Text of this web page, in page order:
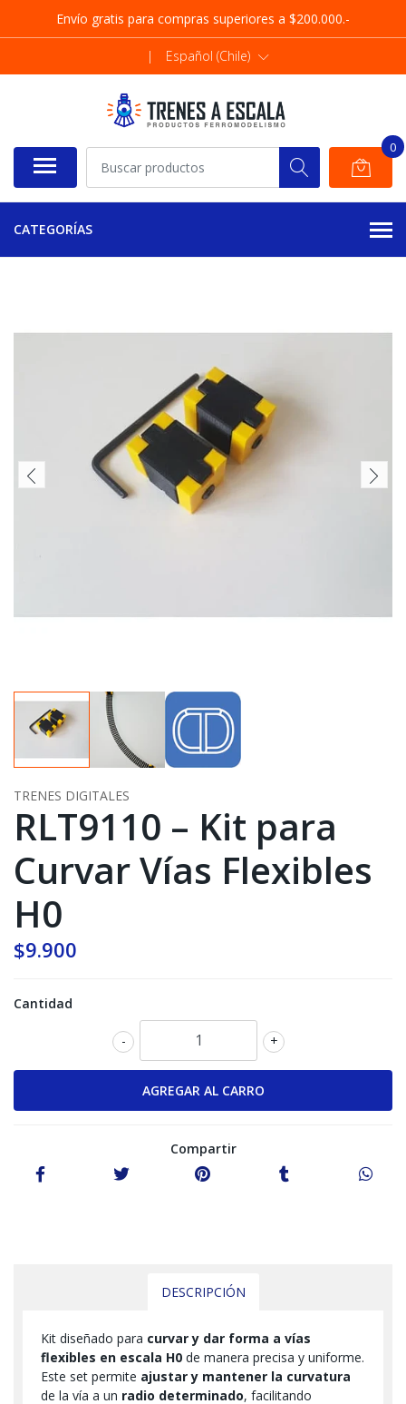
Envío gratis para compras superiores a $200.000.-
| Español (Chile)
0
CATEGORÍAS
TRENES DIGITALES
RLT9110 – Kit para
Curvar Vías Flexibles
H0
$9.900
Cantidad
+
-
Compartir
DESCRIPCIÓN
Kit diseñado para curvar y dar forma a vías
flexibles en escala H0 de manera precisa y uniforme.
Este set permite ajustar y mantener la curvatura
de la vía a un radio determinado, facilitando